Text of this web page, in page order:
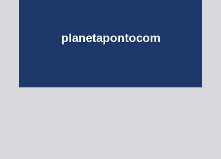
planetapontocom